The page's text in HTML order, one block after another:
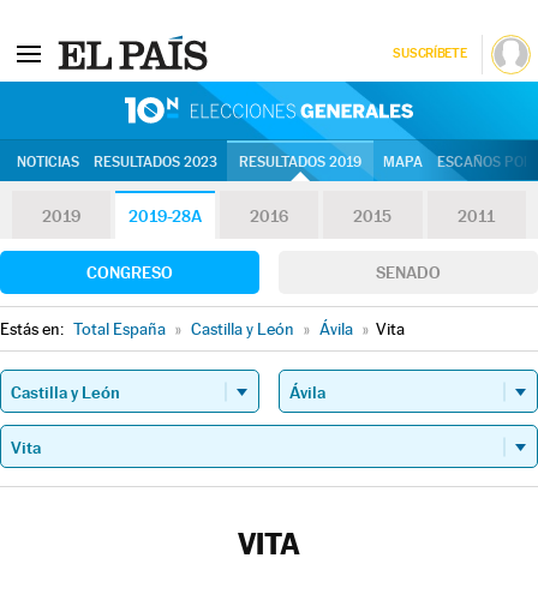
SUSCRÍBETE
NOTICIAS RESULTADOS 2023 RESULTADOS 2019 MAPA ESCAÑOS
2019 2019-28A 2016 2015 2011
CONGRESO SENADO
Estás en: Total España » Castilla y León » Ávila » Vita
VITA